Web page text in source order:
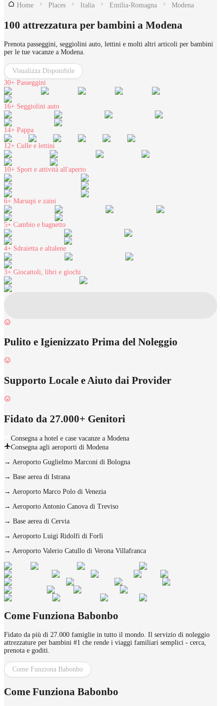
Home Places Italia Emilia-Romagna Modena
100 attrezzatura per bambini a Modena
Prenota passeggini, seggiolini auto, lettini e molti altri articoli per bambini
per le tue vacanze a Modena.
Visualizza Disponibile
30+ Passeggini
16+ Seggiolini auto
14+ Pappa
12+ Culle e lettini
10+ Sport e attività all'aperto
6+ Marsupi e zaini
5+ Cambio e bagnetto
4+ Sdraietta e altalene
3+ Giocattoli, libri e giochi
Pulito e Igienizzato Prima del Noleggio
Supporto Locale e Aiuto dai Provider
Fidato da 27.000+ Genitori
Consegna a hotel e case vacanze a Modena
Consegna agli aeroporti di Modena
→ Aeroporto Guglielmo Marconi di Bologna
→ Base aerea di Istrana
→ Aeroporto Marco Polo di Venezia
→ Aeroporto Antonio Canova di Treviso
→ Base aerea di Cervia
→ Aeroporto Luigi Ridolfi di Forlì
→ Aeroporto Valerio Catullo di Verona Villafranca
Come Funziona Babonbo
Fidato da più di 27.000 famiglie in tutto il mondo. Il servizio di noleggio
attrezzature per bambini #1 che rende i viaggi familiari semplici - cerca,
prenota e goditi.
Come Funziona Babonbo
Come Funziona Babonbo